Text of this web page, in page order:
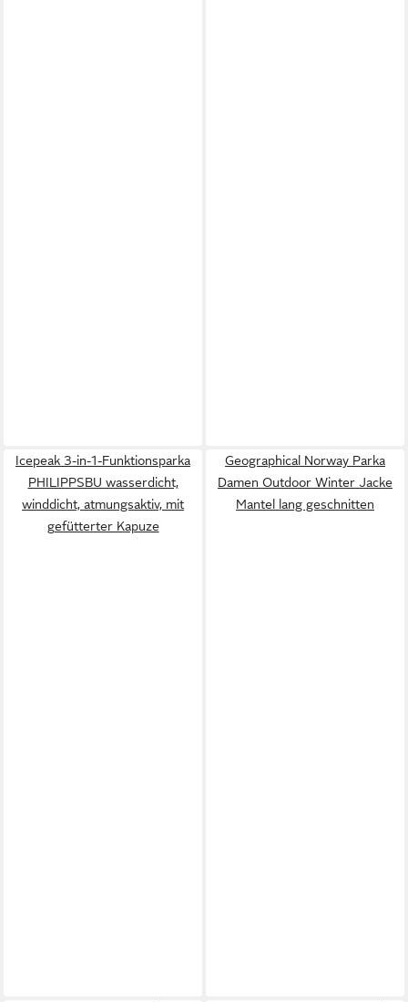
Icepeak 3-in-1-Funktionsparka
PHILIPPSBU wasserdicht,
winddicht, atmungsaktiv, mit
gefütterter Kapuze
Geographical Norway Parka
Damen Outdoor Winter Jacke
Mantel lang geschnitten